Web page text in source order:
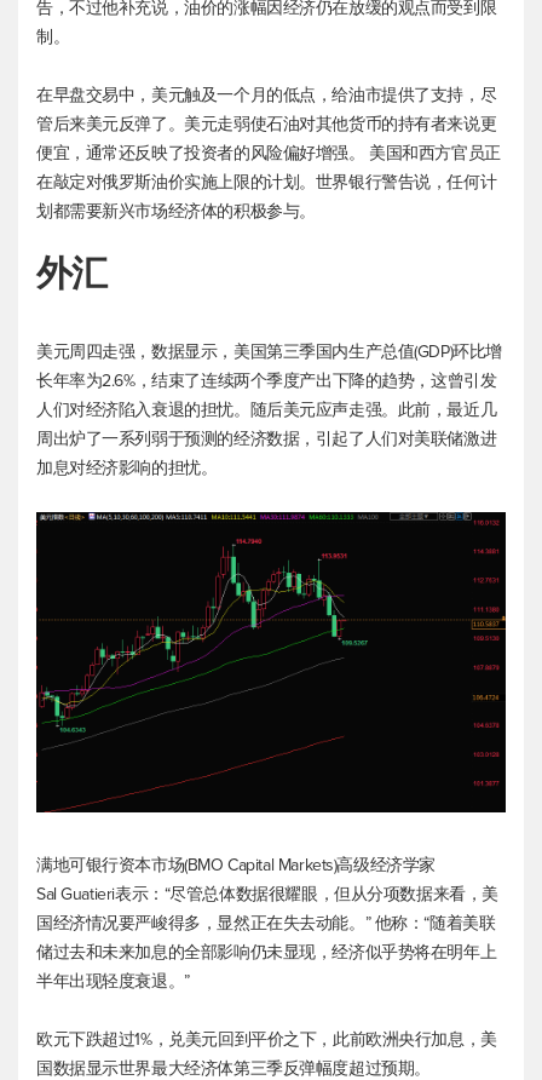
告，不过他补充说，油价的涨幅因经济仍在放缓的观点而受到限
制。
在早盘交易中，美元触及一个月的低点，给油市提供了支持，尽
管后来美元反弹了。美元走弱使石油对其他货币的持有者来说更
便宜，通常还反映了投资者的风险偏好增强。 美国和西方官员正
在敲定对俄罗斯油价实施上限的计划。世界银行警告说，任何计
划都需要新兴市场经济体的积极参与。
外汇
美元周四走强，数据显示，美国第三季国内生产总值(GDP)环比增
长年率为2.6%，结束了连续两个季度产出下降的趋势，这曾引发
人们对经济陷入衰退的担忧。随后美元应声走强。此前，最近几
周出炉了一系列弱于预测的经济数据，引起了人们对美联储激进
加息对经济影响的担忧。
满地可银行资本市场(BMO Capital Markets)高级经济学家
Sal Guatieri表示：“尽管总体数据很耀眼，但从分项数据来看，美
国经济情况要严峻得多，显然正在失去动能。” 他称：“随着美联
储过去和未来加息的全部影响仍未显现，经济似乎势将在明年上
半年出现轻度衰退。”
欧元下跌超过1%，兑美元回到平价之下，此前欧洲央行加息，美
国数据显示世界最大经济体第三季反弹幅度超过预期。